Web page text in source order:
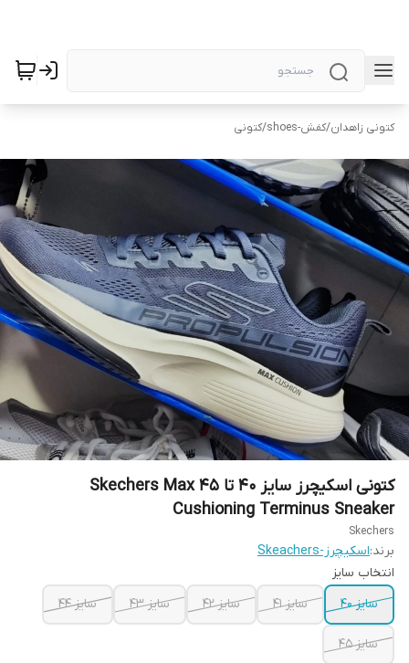
کتونی زاهدان/کفش-shoes /کتونی
کتونی اسکیچرز سایز ۴۰ تا ۴۵ Skechers Max
Cushioning Terminus Sneaker
Skechers
برند:اسکیچرز-Skeachers
انتخاب سایز
سایز ۴۰
سایز ۴۱ سایز ۴۲ سایز ۴۳ سایز ۴۴
سایز ۴۵